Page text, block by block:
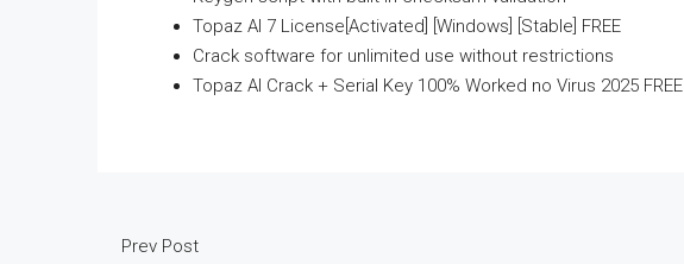
Topaz AI 7 License[Activated] [Windows] [Stable] FREE
Crack software for unlimited use without restrictions
Topaz AI Crack + Serial Key 100% Worked no Virus 2025 FREE
Prev Post